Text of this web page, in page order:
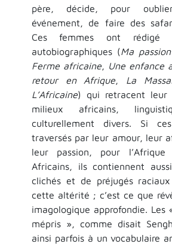
père, décide, pour
événement, de faire des
Ces femmes ont rédigé
autobiographiques (Ma
Ferme africaine, Une enfance
retour en Afrique, La
L’Africaine) qui retracent leur
milieux africains,
culturellement divers. Si
traversés par leur amour, leur
leur passion, pour
Africains, ils contiennent
clichés et de préjugés
cette altérité ; c’est ce que
imagologique approfondie. Les
mépris », comme disait
ainsi parfois à un vocabulaire